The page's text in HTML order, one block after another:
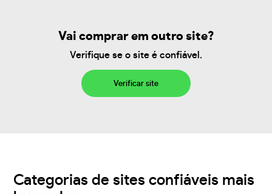
Vai comprar em outro site?
Verifique se o site é confiável.
Verificar site
Categorias de sites confiáveis mais